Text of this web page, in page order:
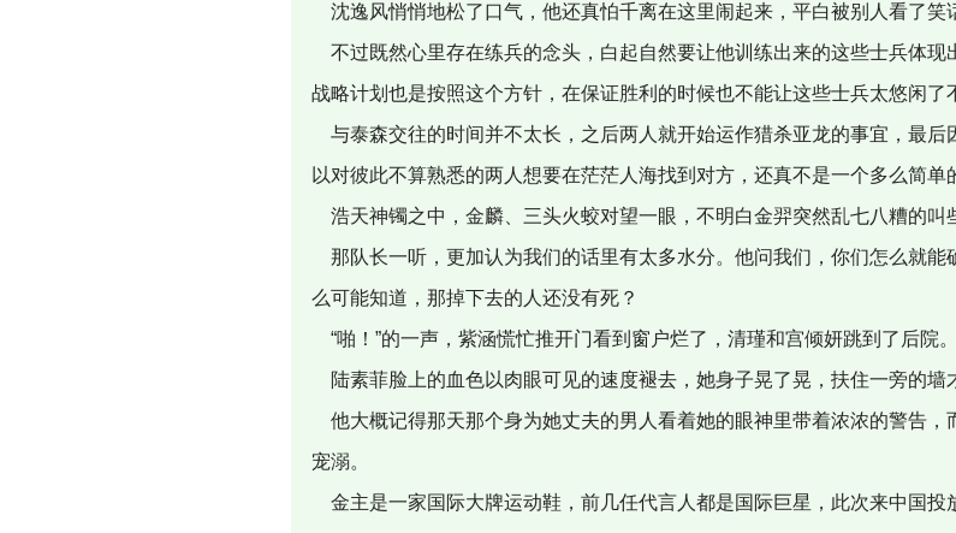
沈逸风悄悄地松了口气，他还真怕千离在这里闹起来，平白被别人看了笑
不过既然心里存在练兵的念头，白起自然要让他训练出来的这些士兵体现
战略计划也是按照这个方针，在保证胜利的时候也不能让这些士兵太悠闲了
与泰森交往的时间并不太长，之后两人就开始运作猎杀亚龙的事宜，最后
以对彼此不算熟悉的两人想要在茫茫人海找到对方，还真不是一个多么简单
浩天神镯之中，金麟、三头火蛟对望一眼，不明白金羿突然乱七八糟的叫
那队长一听，更加认为我们的话里有太多水分。他问我们，你们怎么就能
么可能知道，那掉下去的人还没有死？
“啪！”的一声，紫涵慌忙推开门看到窗户烂了，清瑾和宫倾妍跳到了后院。
陆素菲脸上的血色以肉眼可见的速度褪去，她身子晃了晃，扶住一旁的墙
他大概记得那天那个身为她丈夫的男人看着她的眼神里带着浓浓的警告，
宠溺。
金主是一家国际大牌运动鞋，前几任代言人都是国际巨星，此次来中国投